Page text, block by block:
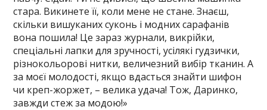
стара. Викинете її, коли мене не стане. Знаєш,
скільки вишуканих суконь і модних сарафанів
вона пошила! Це зараз журнали, викрійки,
спеціальні лапки для зручності, усілякі гудзички,
різнокольорові нитки, величезний вибір тканин. А
за моєї молодості, якщо вдасться знайти шифон
чи креп-жоржет, – велика удача! Тож, Даринко,
завжди стеж за модою!»